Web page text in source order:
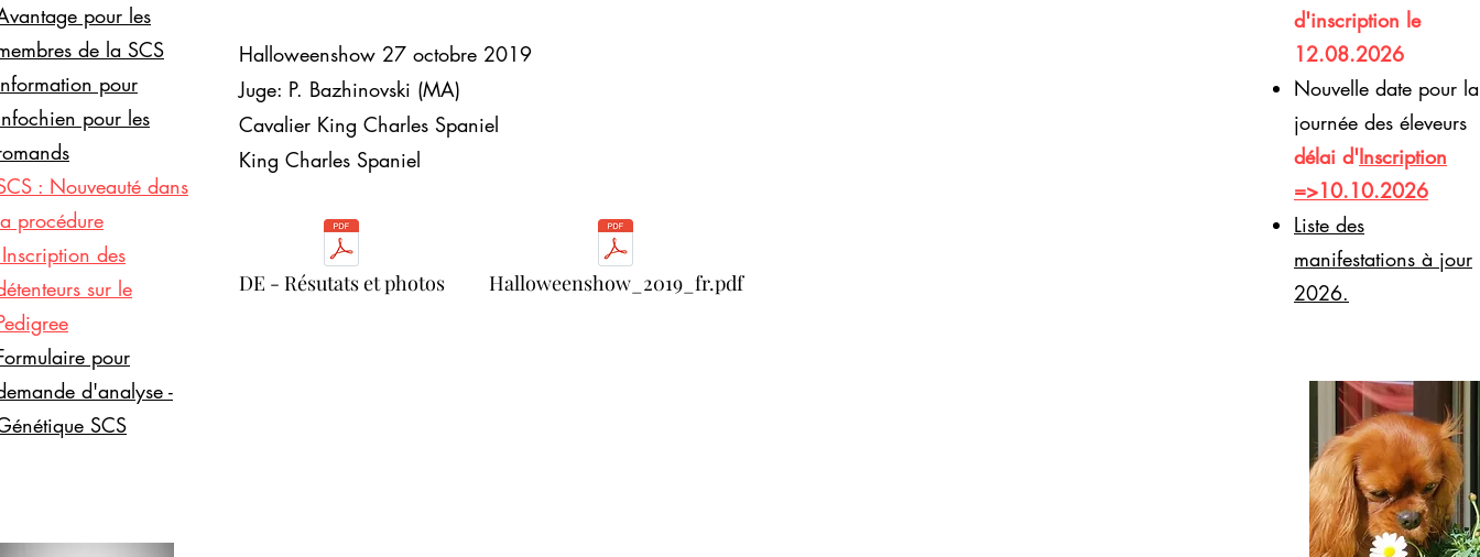
Halloweenshow 27 octobre 2019
Juge: P. Bazhinovski (MA)
Cavalier King Charles Spaniel
King Charles Spaniel
DE - Résutats et photos Halloweenshow_2019_fr.pdf
d'inscription le
12.08.2026
Nouvelle date pour la
journée des éleveurs
délai d'Inscription
=>10.10.2026
​Liste des
manifestations à jour
2026.
pour les
de la SCS
pour
pour les
: Nouveauté dans
procédure
des
sur le
pour
d'analyse -
SCS